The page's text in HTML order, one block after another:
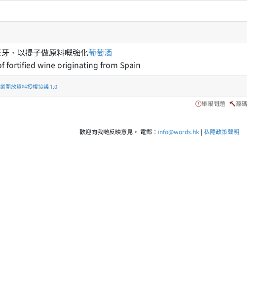
、以提子做原料嘅強化葡萄酒
fortified wine originating from Spain
開放資料授權協議 1.0
舉報問題 源碼
歡迎向我哋反映意見。 電郵： info@words.hk | 私隱政策聲明